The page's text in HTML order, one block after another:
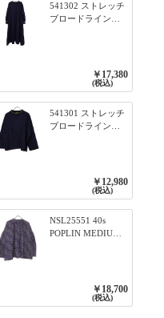
541302 ストレッチ
ブロードライン入
ワンピース 79ネイ
￥17,380
(税込)
541301 ストレッチ
ブロードライン入
リブプルオーバー
79ネイビー
￥12,980
(税込)
NSL25551 40s
POPLIN MEDIUM
3800NAVY BASE
￥18,700
(税込)